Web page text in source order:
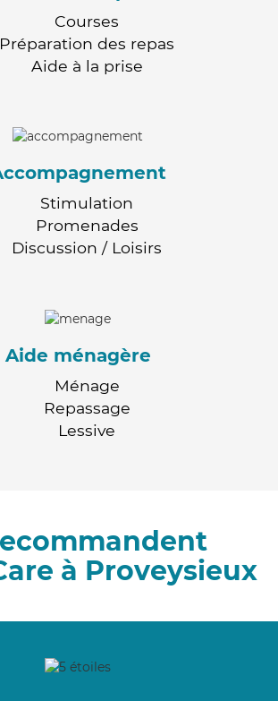
Courses
Préparation des repas
Aide à la prise
Stimulation
Promenades
Discussion / Loisirs
Aide ménagère
Ménage
Repassage
Lessive
à Proveysieux